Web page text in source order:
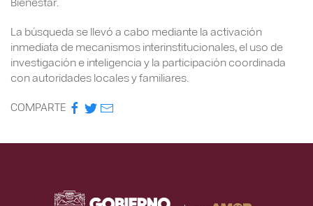
La búsqueda se llevó a cabo mediante la activación
inmediata de mecanismos interinstitucionales, el uso de
investigación e inteligencia y la participación coordinada
con autoridades locales y familiares.
COMPARTE